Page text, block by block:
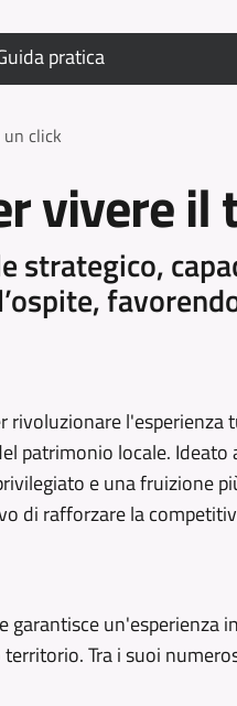
pratica
click
vivere
strategico,
rivoluzionare l'esperienza
patrimonio locale. Ideato
e una fruizione
di rafforzare la
garantisce un'esperienza
Tra i suoi